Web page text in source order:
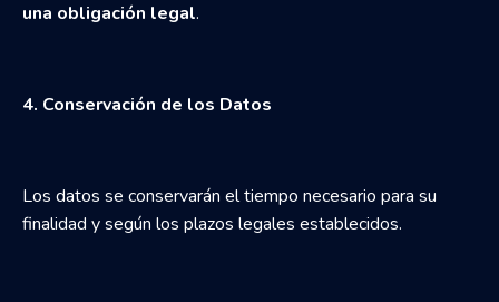
una obligación legal.
4. Conservación de los Datos
Los datos se conservarán el tiempo necesario para su
finalidad y según los plazos legales establecidos.